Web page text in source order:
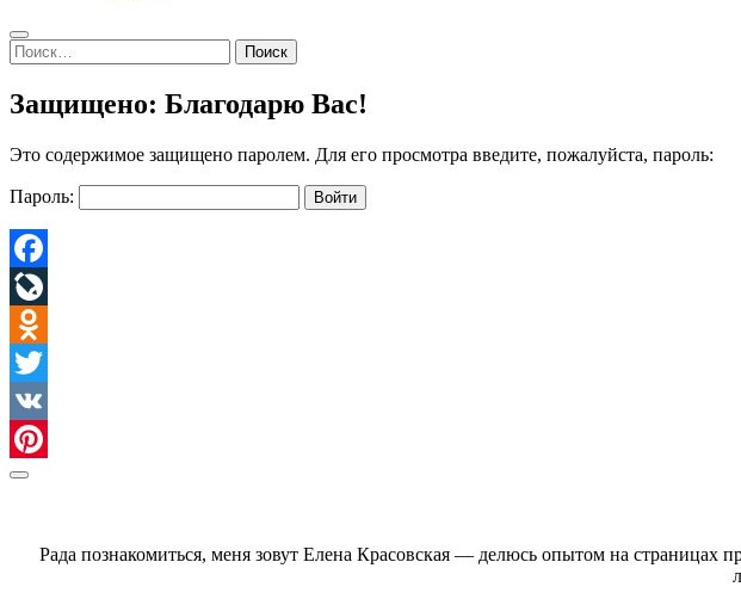
Search
Найти:
Защищено: Благодарю Вас!
Это содержимое защищено паролем. Для его просмотра введите, пожалуйста, пароль:
Пароль:
Facebook
LiveJournal
Odnoklassniki
Twitter
VK
Pinterest
Sidebar
Рада познакомиться, меня зовут Елена Красовская — делюсь опытом на